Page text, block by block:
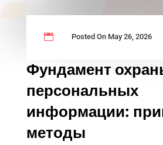
 Posted On May 26, 2026
Фундамент
персональных
информации:
методы